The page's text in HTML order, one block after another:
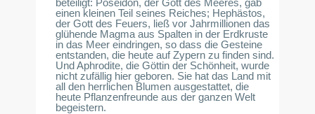
einen kleinen Teil seines Reiches; Hephästos,
der Gott des Feuers, ließ vor Jahrmillionen das
glühende Magma aus Spalten in der Erdkruste
in das Meer eindringen, so dass die Gesteine
entstanden, die heute auf Zypern zu finden sind.
Und Aphrodite, die Göttin der Schönheit, wurde
nicht zufällig hier geboren. Sie hat das Land mit
all den herrlichen Blumen ausgestattet, die
heute Pflanzenfreunde aus der ganzen Welt
begeistern.